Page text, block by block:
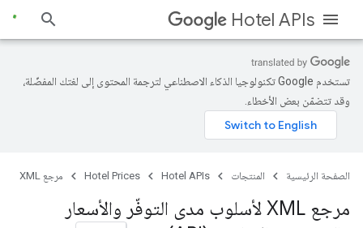
Hotel APIs
تستخدم Google تكنولوجيا الذكاء الاصطناعي لترجمة المحتوى إلى لغتك المفضّلة،
وقد تتضمّن بعض الأخطاء.
الصفحة الرئيسية المنتجات Hotel APIs
Hotel Prices مرجع XML
مرجع XML لأسلوب مدى التوفّر والأسعار